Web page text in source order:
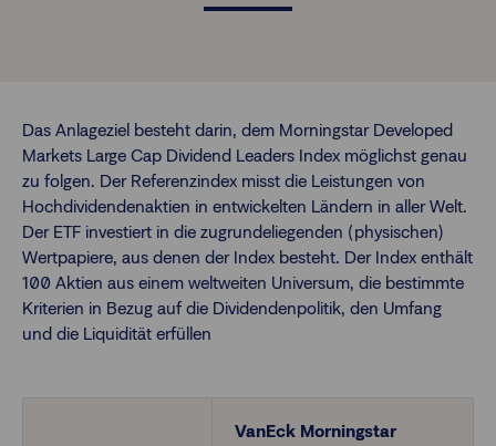
Finanzberatende
Anlegende
Newsletter
Das Anlageziel besteht darin, dem Morningstar Developed
Markets Large Cap Dividend Leaders Index möglichst genau
zu folgen. Der Referenzindex misst die Leistungen von
Hochdividendenaktien in entwickelten Ländern in aller Welt.
Der ETF investiert in die zugrundeliegenden (physischen)
Wertpapiere, aus denen der Index besteht. Der Index enthält
100 Aktien aus einem weltweiten Universum, die bestimmte
Kriterien in Bezug auf die Dividendenpolitik, den Umfang
und die Liquidität erfüllen
VanEck Morningstar